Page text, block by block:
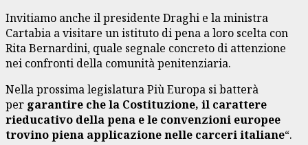
Invitiamo anche il presidente Draghi e la ministra
Cartabia a visitare un istituto di pena a loro scelta con
Rita Bernardini, quale segnale concreto di attenzione
nei confronti della comunità penitenziaria.
Nella prossima legislatura Più Europa si batterà
per garantire che la Costituzione, il carattere
rieducativo della pena e le convenzioni europee
trovino piena applicazione nelle carceri italiane“.